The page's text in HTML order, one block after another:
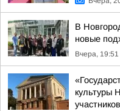
В
новые
Вчера, 19:51
культуры